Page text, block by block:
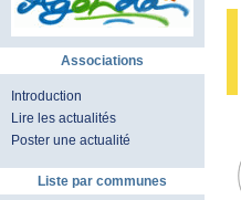
Associations
Introduction
Lire les actualités
Poster une actualité
Liste par communes